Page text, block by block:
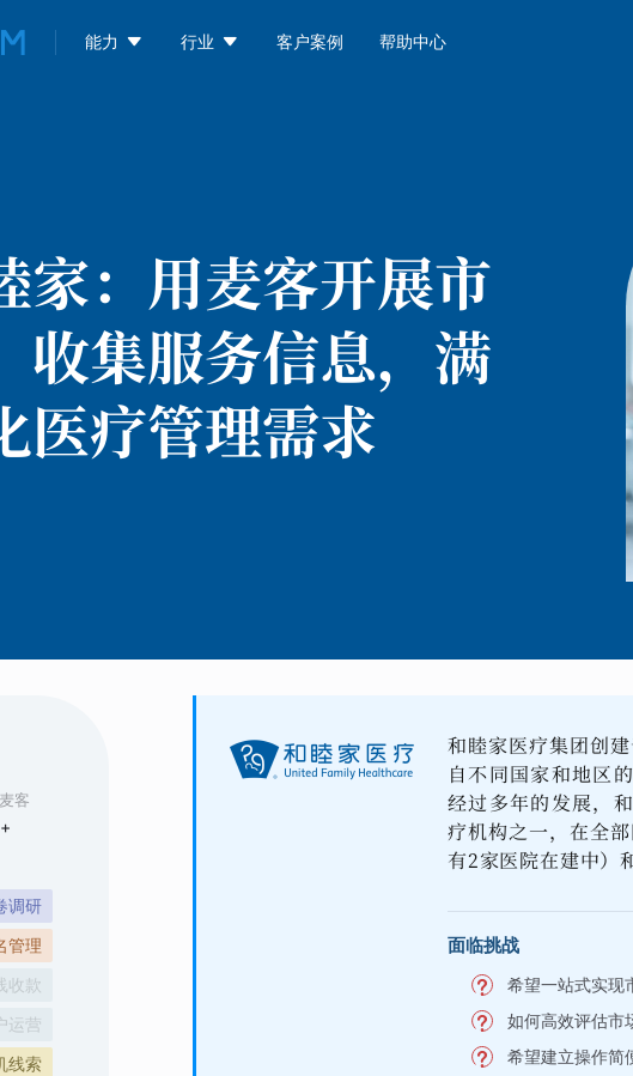
能力  行业  客户案例 帮助中心
： 用麦客开展市
收集服务信息，满
医疗管理需求
客
调研
管理
收款
运营
线索
和睦家医疗集团创
自不同国家和地区
经过多年的发展，
疗机构之一，在全
有2家医院在建中）
面临挑战
希望一站式实现
如何高效评估市
希望建立操作简